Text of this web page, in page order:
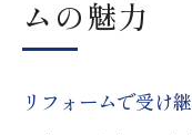
創設期の
伝統建築
ムの魅力
リフォームで受け